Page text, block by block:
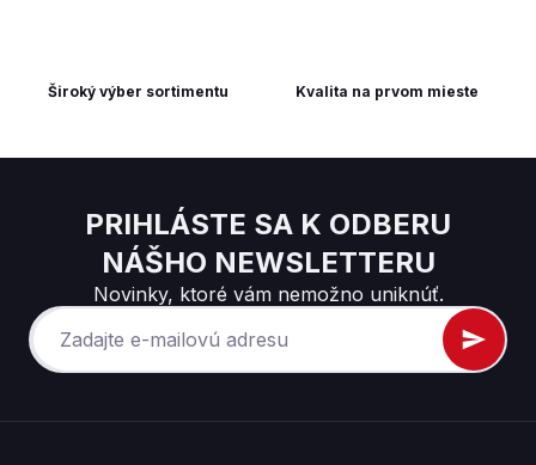
Kvalita na prvom mieste
Široký výber sortimentu
PRIHLÁSTE SA K ODBERU
NÁŠHO NEWSLETTERU
Novinky, ktoré vám nemožno uniknúť.